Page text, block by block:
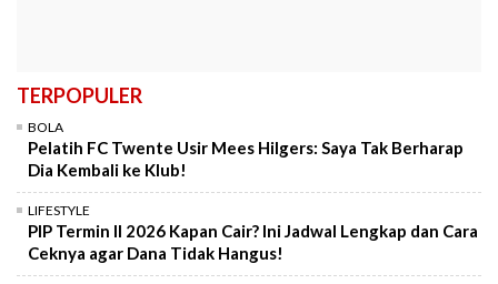
TERPOPULER
BOLA
Pelatih FC Twente Usir Mees Hilgers: Saya Tak Berharap
Dia Kembali ke Klub!
LIFESTYLE
PIP Termin II 2026 Kapan Cair? Ini Jadwal Lengkap dan Cara
Ceknya agar Dana Tidak Hangus!